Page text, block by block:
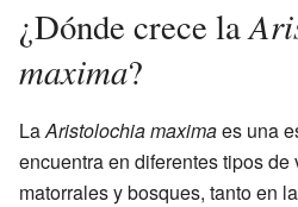
¿Dónde crece la
maxima?
LaAristolochia maximaes una
encuentra en diferentes tipos
matorrales y bosques, tanto en